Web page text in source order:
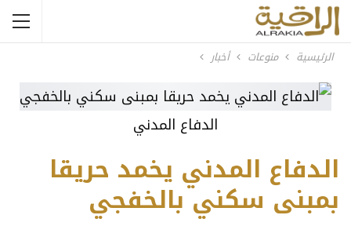
الرئيسية منوعات أخبار
الدفاع المدني
الدفاع المدني يخمد حريقا
بمبنى سكني بالخفجي